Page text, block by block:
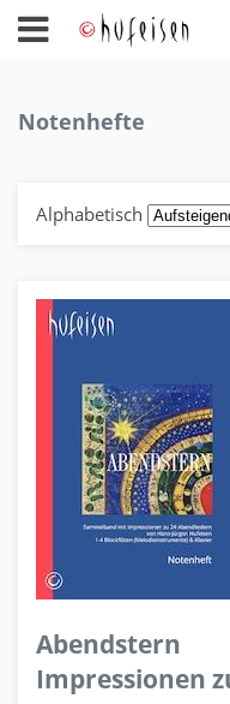
Notenhefte
Alphabetisch
Abendstern
Impressionen